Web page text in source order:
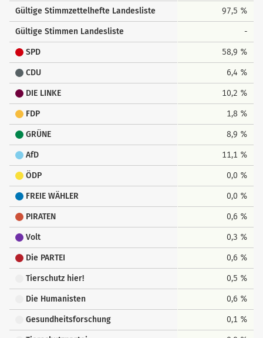
Gültige Stimmzettelhefte Landesliste 97,5 %
Gültige Stimmen Landesliste -
SPD 58,9 %
CDU 6,4 %
DIE LINKE 10,2 %
FDP 1,8 %
GRÜNE 8,9 %
AfD 11,1 %
ÖDP 0,0 %
FREIE WÄHLER 0,0 %
PIRATEN 0,6 %
Volt 0,3 %
Die PARTEI 0,6 %
Tierschutz hier! 0,5 %
Die Humanisten 0,6 %
Gesundheitsforschung 0,1 %